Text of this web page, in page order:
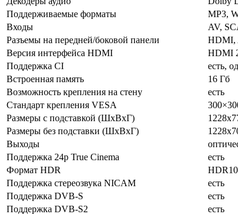
Поддерживаемые форматы
MP3,
Входы
AV,
Разъемы на передней/боковой панели
HDMI,
Версия интерфейса HDMI
HDMI
Поддержка CI
есть,
Встроенная память
16 Гб
Возможность крепления на стену
есть
Стандарт крепления VESA
Размеры с подставкой (ШxВxГ)
Размеры без подставки (ШxВxГ)
Выходы
Поддержка 24p True Cinema
есть
Формат HDR
Поддержка стереозвука NICAM
есть
Поддержка DVB-S
есть
Поддержка DVB-S2
есть